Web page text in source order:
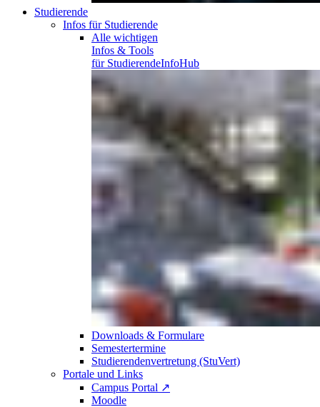
Studierende
Infos für Studierende
Alle wichtigen
Infos & Tools
für StudierendeInfoHub
Downloads & Formulare
Semestertermine
Studierendenvertretung (StuVert)
Portale und Links
Campus Portal ↗
Moodle